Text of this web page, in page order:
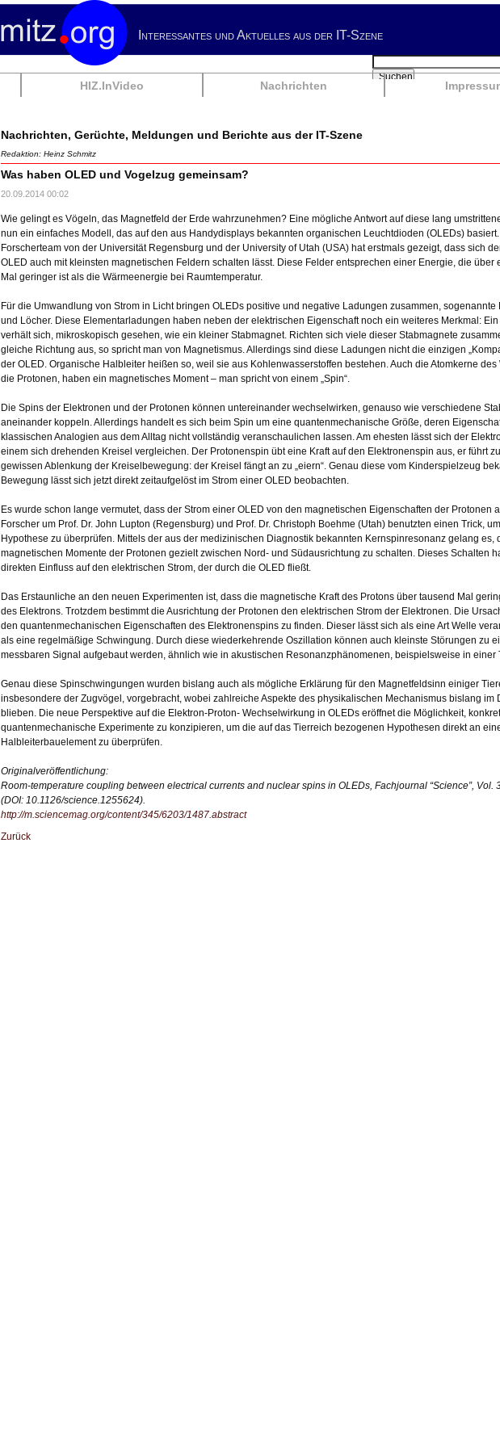
Interessantes und Aktuelles aus der IT-Szene
HIZ.InVideo Nachrichten
Suchbegriffe
Suchen
Nachrichten, Gerüchte, Meldungen und Berichte aus der IT-Szene
Redaktion: Heinz Schmitz
Was haben OLED und Vogelzug gemeinsam?
20.09.2014 00:02
Wie gelingt es Vögeln, das Magnetfeld der Erde wahrzunehmen? Eine mögliche Antwort auf diese lang
nun ein einfaches Modell, das auf den aus Handydisplays bekannten organischen Leuchtdioden (OLEDs)
Forscherteam von der Universität Regensburg und der University of Utah (USA) hat erstmals gezeigt, dass sich
OLED auch mit kleinsten magnetischen Feldern schalten lässt. Diese Felder entsprechen einer Energie, die über
Mal geringer ist als die Wärmeenergie bei Raumtemperatur.
Für die Umwandlung von Strom in Licht bringen OLEDs positive und negative Ladungen zusammen, sogenannte
und Löcher. Diese Elementarladungen haben neben der elektrischen Eigenschaft noch ein weiteres Merkmal: Ein
verhält sich, mikroskopisch gesehen, wie ein kleiner Stabmagnet. Richten sich viele dieser Stabmagnete
gleiche Richtung aus, so spricht man von Magnetismus. Allerdings sind diese Ladungen nicht die einzigen
der OLED. Organische Halbleiter heißen so, weil sie aus Kohlenwasserstoffen bestehen. Auch die Atomkerne des
die Protonen, haben ein magnetisches Moment – man spricht von einem „Spin“.
Die Spins der Elektronen und der Protonen können untereinander wechselwirken, genauso wie verschiedene
aneinander koppeln. Allerdings handelt es sich beim Spin um eine quantenmechanische Größe, deren
klassischen Analogien aus dem Alltag nicht vollständig veranschaulichen lassen. Am ehesten lässt sich der
einem sich drehenden Kreisel vergleichen. Der Protonenspin übt eine Kraft auf den Elektronenspin aus, er führt
gewissen Ablenkung der Kreiselbewegung: der Kreisel fängt an zu „eiern“. Genau diese vom Kinderspielzeug
Bewegung lässt sich jetzt direkt zeitaufgelöst im Strom einer OLED beobachten.
Es wurde schon lange vermutet, dass der Strom einer OLED von den magnetischen Eigenschaften der Protonen
Forscher um Prof. Dr. John Lupton (Regensburg) und Prof. Dr. Christoph Boehme (Utah) benutzten einen Trick,
Hypothese zu überprüfen. Mittels der aus der medizinischen Diagnostik bekannten Kernspinresonanz gelang es,
magnetischen Momente der Protonen gezielt zwischen Nord- und Südausrichtung zu schalten. Dieses Schalten
direkten Einfluss auf den elektrischen Strom, der durch die OLED fließt.
Das Erstaunliche an den neuen Experimenten ist, dass die magnetische Kraft des Protons über tausend Mal
des Elektrons. Trotzdem bestimmt die Ausrichtung der Protonen den elektrischen Strom der Elektronen. Die
den quantenmechanischen Eigenschaften des Elektronenspins zu finden. Dieser lässt sich als eine Art Welle
als eine regelmäßige Schwingung. Durch diese wiederkehrende Oszillation können auch kleinste Störungen zu
messbaren Signal aufgebaut werden, ähnlich wie in akustischen Resonanzphänomenen, beispielsweise in einer
Genau diese Spinschwingungen wurden bislang auch als mögliche Erklärung für den Magnetfeldsinn einiger
insbesondere der Zugvögel, vorgebracht, wobei zahlreiche Aspekte des physikalischen Mechanismus bislang im
blieben. Die neue Perspektive auf die Elektron-Proton- Wechselwirkung in OLEDs eröffnet die Möglichkeit,
quantenmechanische Experimente zu konzipieren, um die auf das Tierreich bezogenen Hypothesen direkt an
Halbleiterbauelement zu überprüfen.
Originalveröffentlichung:
Room-temperature coupling between electrical currents and nuclear spins in OLEDs, Fachjournal “Science”, Vol.
(DOI: 10.1126/science.1255624).
http://m.sciencemag.org/content/345/6203/1487.abstract
Zurück